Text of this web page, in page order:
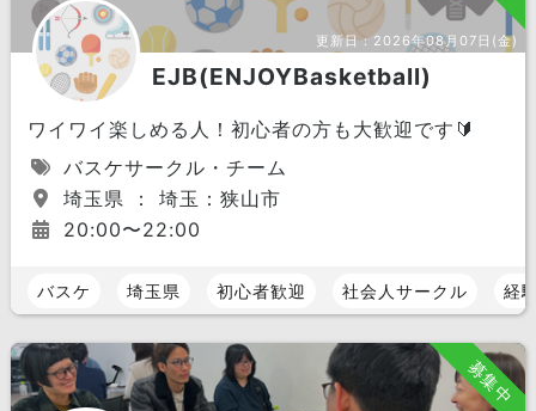
更新日：2026年08月07日(金)
EJB(ENJOYBasketball)
ワイワイ楽しめる人！初心者の方も大歓迎です🔰
バスケサークル・チーム
埼玉県 ： 埼玉：狭山市
20:00〜22:00
バスケ 埼玉県 初心者歓迎 社会人サークル 経
募集中